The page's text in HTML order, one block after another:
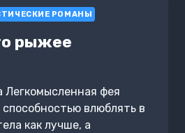
РОМАНЫ
рыжее
Легкомысленная фея
влюблять в
как лучше, а